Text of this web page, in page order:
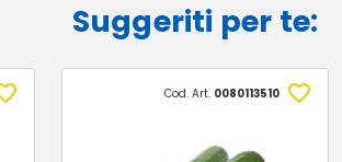
Suggeriti per te:
Cod. Art. 0080113510